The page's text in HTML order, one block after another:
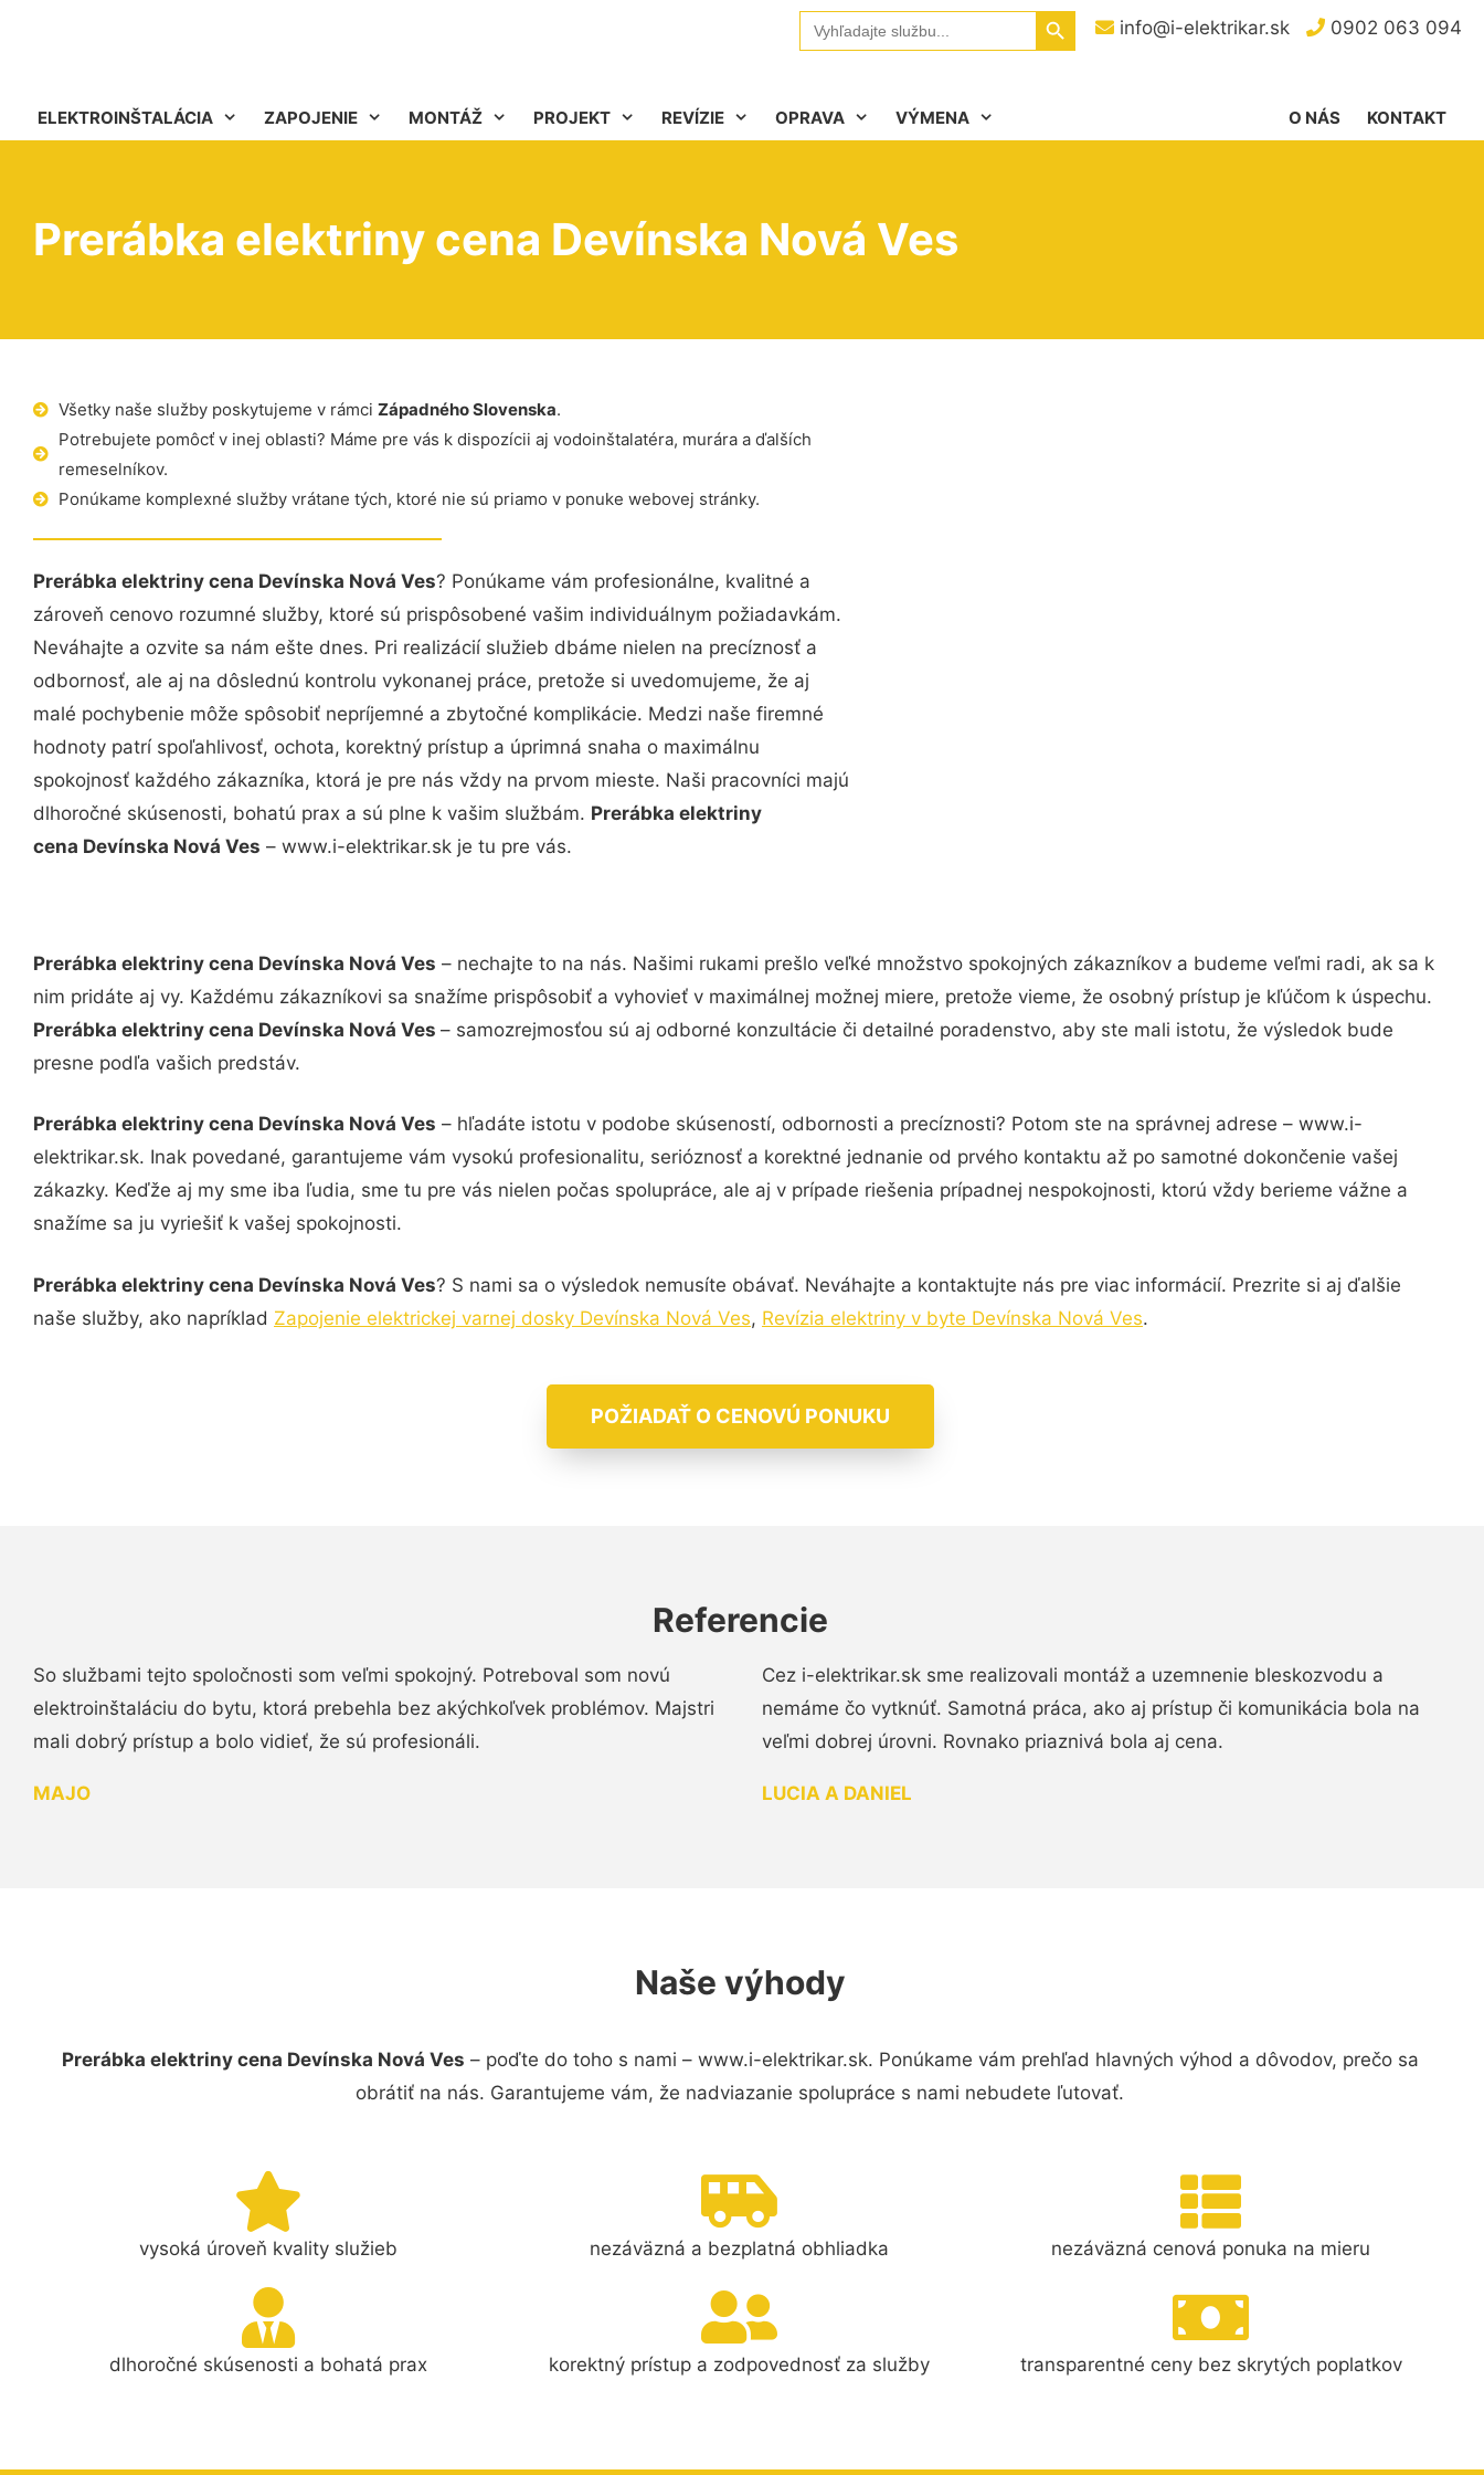
info@i-elektrikar.sk 0902 063 094
Search
for:
Search Button
ELEKTROINŠTALÁCIA ZAPOJENIE MONTÁŽ PROJEKT REVÍZIE OPRAVA VÝMENA KONTAKT
O NÁS
Prerábka elektriny cena Devínska Nová Ves
Všetky naše služby poskytujeme v rámci Západného Slovenska.
Potrebujete pomôcť v inej oblasti? Máme pre vás k dispozícii aj vodoinštalatéra, murára a ďalších
remeselníkov.
Ponúkame komplexné služby vrátane tých, ktoré nie sú priamo v ponuke webovej stránky.
Prerábka elektriny cena Devínska Nová Ves? Ponúkame vám profesionálne, kvalitné a
zároveň cenovo rozumné služby, ktoré sú prispôsobené vašim individuálnym požiadavkám.
Neváhajte a ozvite sa nám ešte dnes. Pri realizácií služieb dbáme nielen na precíznosť a
odbornosť, ale aj na dôslednú kontrolu vykonanej práce, pretože si uvedomujeme, že aj
malé pochybenie môže spôsobiť nepríjemné a zbytočné komplikácie. Medzi naše firemné
hodnoty patrí spoľahlivosť, ochota, korektný prístup a úprimná snaha o maximálnu
spokojnosť každého zákazníka, ktorá je pre nás vždy na prvom mieste. Naši pracovníci majú
dlhoročné skúsenosti, bohatú prax a sú plne k vašim službám. Prerábka elektriny
cena Devínska Nová Ves – www.i-elektrikar.sk je tu pre vás.
Prerábka elektriny cena Devínska Nová Ves – nechajte to na nás. Našimi rukami prešlo veľké množstvo spokojných zákazníkov a budeme veľmi radi, ak sa k
nim pridáte aj vy. Každému zákazníkovi sa snažíme prispôsobiť a vyhovieť v maximálnej možnej miere, pretože vieme, že osobný prístup je kľúčom k úspechu.
Prerábka elektriny cena Devínska Nová Ves – samozrejmosťou sú aj odborné konzultácie či detailné poradenstvo, aby ste mali istotu, že výsledok bude
presne podľa vašich predstáv.
Prerábka elektriny cena Devínska Nová Ves – hľadáte istotu v podobe skúseností, odbornosti a precíznosti? Potom ste na správnej adrese – www.i-
elektrikar.sk. Inak povedané, garantujeme vám vysokú profesionalitu, serióznosť a korektné jednanie od prvého kontaktu až po samotné dokončenie vašej
zákazky. Keďže aj my sme iba ľudia, sme tu pre vás nielen počas spolupráce, ale aj v prípade riešenia prípadnej nespokojnosti, ktorú vždy berieme vážne a
snažíme sa ju vyriešiť k vašej spokojnosti.
Prerábka elektriny cena Devínska Nová Ves? S nami sa o výsledok nemusíte obávať. Neváhajte a kontaktujte nás pre viac informácií. Prezrite si aj ďalšie
naše služby, ako napríklad Zapojenie elektrickej varnej dosky Devínska Nová Ves, Revízia elektriny v byte Devínska Nová Ves.
POŽIADAŤ O CENOVÚ PONUKU
Referencie
So službami tejto spoločnosti som veľmi spokojný. Potreboval som novú
elektroinštaláciu do bytu, ktorá prebehla bez akýchkoľvek problémov. Majstri
mali dobrý prístup a bolo vidieť, že sú profesionáli.
MAJO
Cez i-elektrikar.sk sme realizovali montáž a uzemnenie bleskozvodu a
nemáme čo vytknúť. Samotná práca, ako aj prístup či komunikácia bola na
veľmi dobrej úrovni. Rovnako priaznivá bola aj cena.
LUCIA A DANIEL
Naše výhody
Prerábka elektriny cena Devínska Nová Ves – poďte do toho s nami – www.i-elektrikar.sk. Ponúkame vám prehľad hlavných výhod a dôvodov, prečo sa
obrátiť na nás. Garantujeme vám, že nadviazanie spolupráce s nami nebudete ľutovať.
vysoká úroveň kvality služieb nezáväzná a bezplatná obhliadka nezáväzná cenová ponuka na mieru
dlhoročné skúsenosti a bohatá prax korektný prístup a zodpovednosť za služby transparentné ceny bez skrytých poplatkov